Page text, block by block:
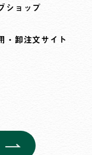
ショップ
・卸注文サイト